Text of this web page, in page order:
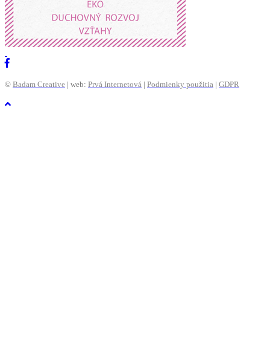
© Badam Creative | web: Prvá Internetová | Podmienky použitia | GDPR